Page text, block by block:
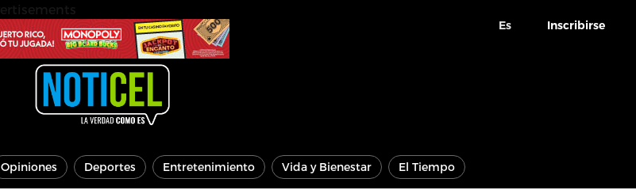
Es Inscribirse
Opiniones Deportes Entretenimiento Vida y Bienestar El Tiempo